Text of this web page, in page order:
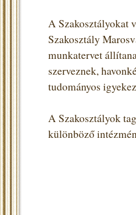
A Szakosztályokat
Szakosztály
munkatervet
szerveznek,
tudományos
A Szakosztályok
különböző